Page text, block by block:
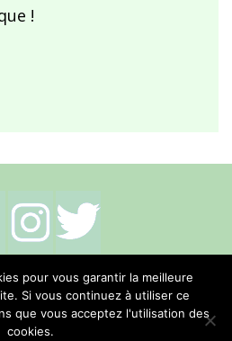
!
- Politique de cookies-
contacter
pour vous garantir la meilleure
Si vous continuez à utiliser ce
que vous acceptez l'utilisation des
cookies.